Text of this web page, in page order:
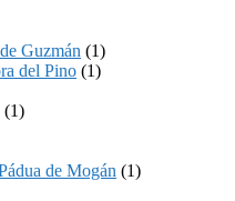
Guzmán (1)
del Pino (1)
(1)
de Mogán (1)